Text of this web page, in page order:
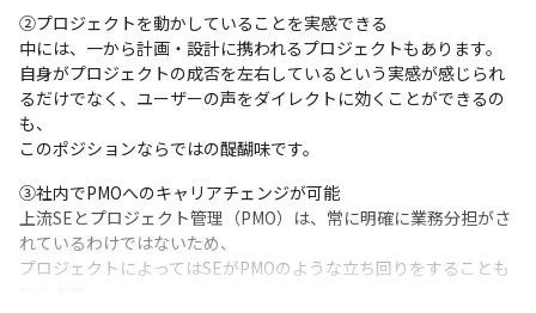
②プロジェクトを動かしていることを実感できる
中には、一から計画・設計に携われるプロジェクトもあります。
自身がプロジェクトの成否を左右しているという実感が感じられ
るだけでなく、ユーザーの声をダイレクトに効くことができるの
も、
このポジションならではの醍醐味です。
③社内でPMOへのキャリアチェンジが可能
上流SEとプロジェクト管理（PMO）は、常に明確に業務分担がさ
れているわけではないため、
プロジェクトによってはSEがPMOのような立ち回りをすることも